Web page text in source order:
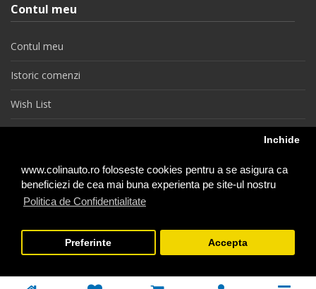
www.colinauto.ro foloseste cookies pentru a se asigura ca
beneficiezi de cea mai buna experienta pe site-ul nostru
Politica de Confidentialitate
Inchide
Preferinte Accepta
Contul meu
Contul meu
Istoric comenzi
Wish List